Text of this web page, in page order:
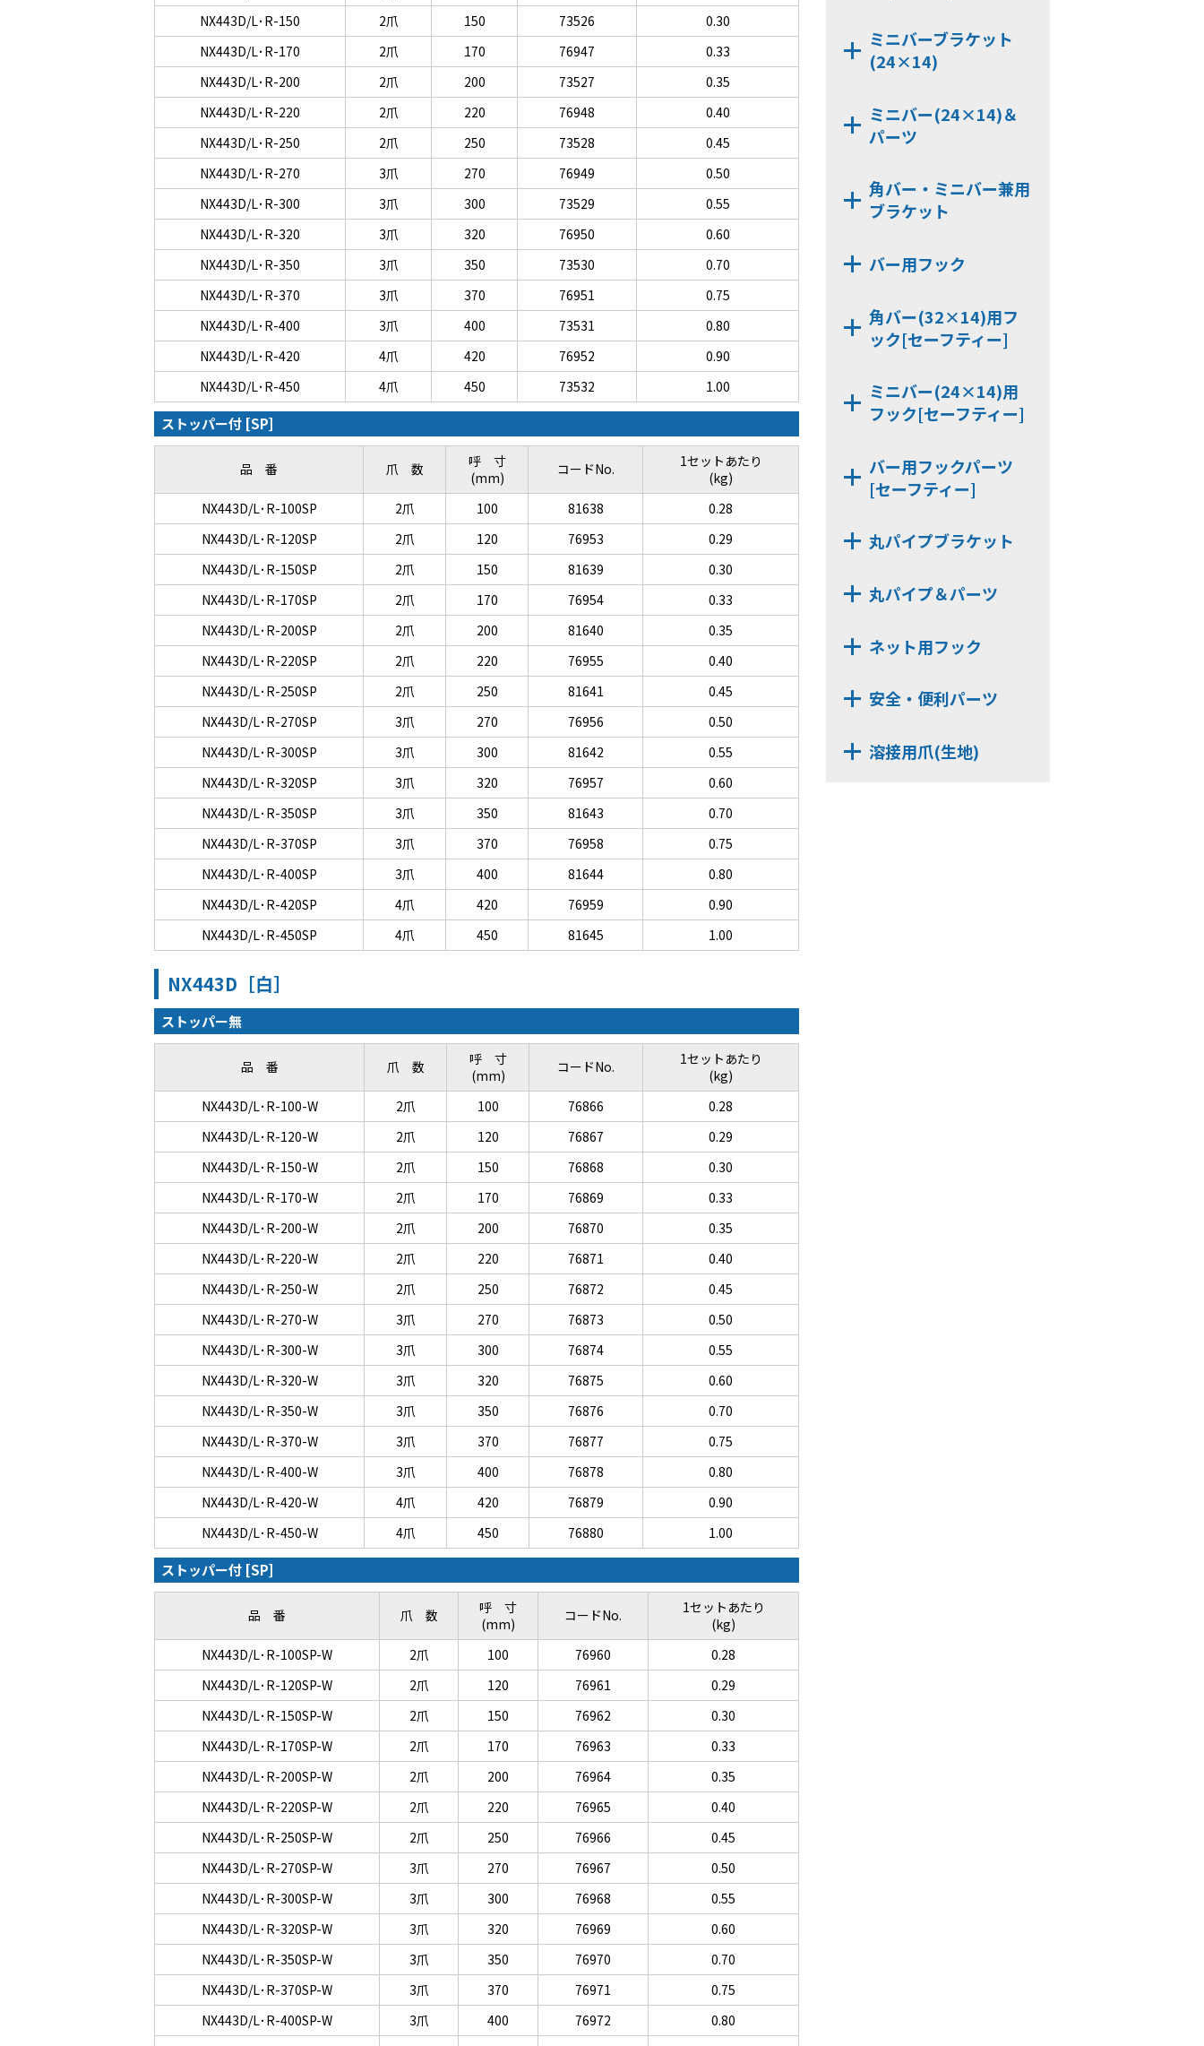
NX443D/L･R-150
2爪 150 73526
0.30
NX443D/L･R-170
2爪 170 76947
0.33
NX443D/L･R-200
2爪 200 73527
0.35
NX443D/L･R-220
2爪 220 76948
0.40
NX443D/L･R-250
2爪 250 73528
0.45
NX443D/L･R-270
3爪 270 76949
0.50
NX443D/L･R-300
3爪 300 73529
0.55
NX443D/L･R-320
3爪 320 76950
0.60
NX443D/L･R-350
3爪 350 73530
0.70
NX443D/L･R-370
3爪 370 76951
0.75
NX443D/L･R-400
3爪 400 73531
0.80
NX443D/L･R-420
4爪 420 76952
0.90
NX443D/L･R-450
4爪 450 73532 1.00
ストッパー付 [SP]
品 番 爪 数
呼 寸
(mm)
コードNo.
1セットあたり
(kg)
NX443D/L･R-100SP
2爪 100 81638
0.28
NX443D/L･R-120SP
2爪 120 76953
0.29
NX443D/L･R-150SP
2爪 150 81639
0.30
NX443D/L･R-170SP
2爪 170 76954
0.33
NX443D/L･R-200SP
2爪 200 81640
0.35
NX443D/L･R-220SP
2爪 220 76955
0.40
NX443D/L･R-250SP
2爪 250 81641
0.45
NX443D/L･R-270SP
3爪 270 76956
0.50
NX443D/L･R-300SP
3爪 300 81642
0.55
NX443D/L･R-320SP
3爪 320 76957
0.60
NX443D/L･R-350SP
3爪 350 81643
0.70
NX443D/L･R-370SP
3爪 370 76958
0.75
NX443D/L･R-400SP
3爪 400 81644
0.80
NX443D/L･R-420SP
4爪 420 76959
0.90
NX443D/L･R-450SP
4爪 450 81645 1.00
NX443D［白］
ストッパー無
品 番 爪 数
呼 寸
(mm)
コードNo.
1セットあたり
(kg)
NX443D/L･R-100-W
2爪 100 76866
0.28
NX443D/L･R-120-W
2爪 120 76867
0.29
NX443D/L･R-150-W
2爪 150 76868
0.30
NX443D/L･R-170-W
2爪 170 76869
0.33
NX443D/L･R-200-W
2爪 200 76870
0.35
NX443D/L･R-220-W
2爪 220 76871
0.40
NX443D/L･R-250-W
2爪 250 76872
0.45
NX443D/L･R-270-W
3爪 270 76873
0.50
NX443D/L･R-300-W
3爪 300 76874
0.55
NX443D/L･R-320-W
3爪 320 76875
0.60
NX443D/L･R-350-W
3爪 350 76876
0.70
NX443D/L･R-370-W
3爪 370 76877
0.75
NX443D/L･R-400-W
3爪 400 76878
0.80
NX443D/L･R-420-W
4爪 420 76879
0.90
NX443D/L･R-450-W
4爪 450 76880 1.00
ストッパー付 [SP]
品 番 爪 数
呼 寸
(mm)
コードNo.
1セットあたり
(kg)
NX443D/L･R-100SP-W
2爪 100 76960
0.28
NX443D/L･R-120SP-W
2爪 120 76961
0.29
NX443D/L･R-150SP-W
2爪 150 76962
0.30
NX443D/L･R-170SP-W
2爪 170 76963
0.33
NX443D/L･R-200SP-W
2爪 200 76964
0.35
NX443D/L･R-220SP-W
2爪 220 76965
0.40
NX443D/L･R-250SP-W
2爪 250 76966
0.45
NX443D/L･R-270SP-W
3爪 270 76967
0.50
NX443D/L･R-300SP-W
3爪 300 76968
0.55
NX443D/L･R-320SP-W
3爪 320 76969
0.60
NX443D/L･R-350SP-W
3爪 350 76970
0.70
NX443D/L･R-370SP-W
3爪 370 76971
0.75
NX443D/L･R-400SP-W
3爪 400 76972
0.80
NX9320D
NX7320C
KB326
HCP326
NX7242BBX
NX7240DX
ミニバーブラケット
(24×14)
NX7246BB
NX9242BB
NX9246BB
NX9240D
NX9240KD
ミニバー(24×14)＆
パーツ
JCP240
KB246
KB242
角バー・ミニバー兼用
ブラケット
NX7000S
NX7000S-42
バー用フック
KBHGW19
SLHGK16
KBSH4
KBJH6
KBHG19
角バー(32×14)用フ
ック[セーフティー]
SUH6-32
SHG19M-32
SHGW19M-32
ミニバー(24×14)用
フック[セーフティー]
SUH6-24
SSH6-24
バー用フックパーツ
[セーフティー]
PS-KBSH
NE-KBSH-32
丸パイプブラケット
NX513D
NX63D
NX523B
丸パイプ＆パーツ
KZZ-32
MP322
MPST192
ネット用フック
NSH4U
NSH6A
安全・便利パーツ
SKD821
溶接用爪(生地)